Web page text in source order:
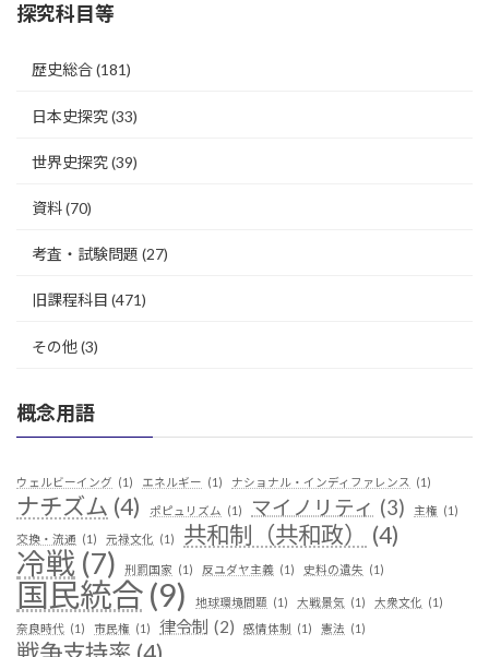
探究科目等
歴史総合(181)
日本史探究(33)
世界史探究(39)
資料(70)
考査・試験問題 (27)
旧課程科目 (471)
その他(3)
概念用語
ウェルビーイング (1) エネルギー (1) ナショナル・インディファレンス (1)
ナチズム (4) ポピュリズム (1) マイノリティ (3) 主権 (1)
交換・流通 (1) 元禄文化 (1) 共和制（共和政） (4)
冷戦 (7) 刑罰国家 (1) 反ユダヤ主義 (1) 史料の遺失 (1)
国民統合 (9) 地球環境問題 (1) 大戦景気 (1) 大衆文化 (1)
奈良時代 (1) 市民権 (1) 律令制 (2) 感情体制 (1) 憲法 (1)